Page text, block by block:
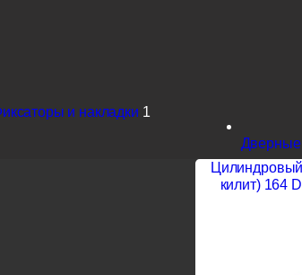
и накладки 1
Дверные
килит) 164